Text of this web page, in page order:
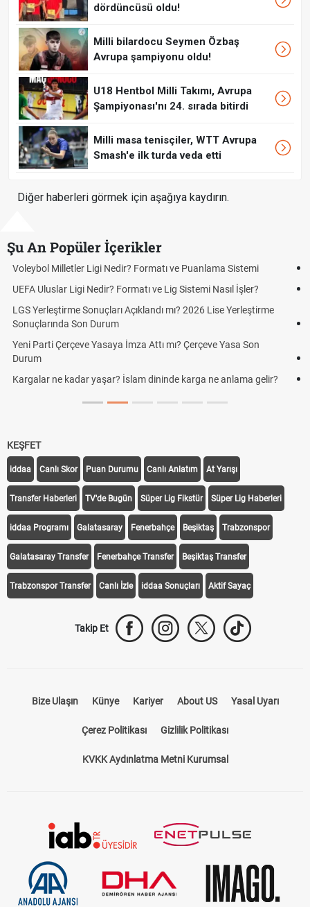
dördüncüsü oldu!
Milli bilardocu Seymen Özbaş
Avrupa şampiyonu oldu!
U18 Hentbol Milli Takımı, Avrupa
Şampiyonası'nı 24. sırada bitirdi
Milli masa tenisçiler, WTT Avrupa
Smash'e ilk turda veda etti
Diğer haberleri görmek için aşağıya kaydırın.
Şu An Popüler İçerikler
Çeyrek ne kadar? Çeyrek altın fiyatı kaç TL?
Rüyada altın görmek ne anlama geliyor? 8 kısa maddede Altın
Sabır duası, duaları ve Sabır ile ilgili ayetler hadisler! Kuran'da
Kediler neden kusar? Kedi kustuktan sonra ne yapılmalı
Futbolda ofsayt nedir? Ofsayt nasıl anlatılır?
KEŞFET
iddaa Canlı Skor Puan Durumu Canlı Anlatım At Yarışı
Transfer Haberleri TV'de Bugün Süper Lig Fikstür Süper Lig Haberleri
iddaa Programı Galatasaray Fenerbahçe Beşiktaş Trabzonspor
Galatasaray Transfer Fenerbahçe Transfer Beşiktaş Transfer
Trabzonspor Transfer Canlı İzle iddaa Sonuçları Aktif Sayaç
Takip Et
Bize Ulaşın Künye Kariyer About US Yasal Uyarı
Çerez Politikası Gizlilik Politikası
KVKK Aydınlatma Metni Kurumsal